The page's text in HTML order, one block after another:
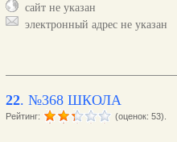
сайт не указан
электронный адрес не указан
22. №368 ШКОЛА
Рейтинг: (оценок: 53).